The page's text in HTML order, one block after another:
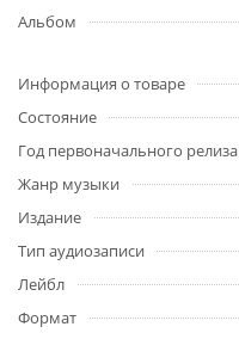
Альбом
Информация о товаре
Состояние
Год первоначального релиза
Жанр музыки
Издание
Тип аудиозаписи
Лейбл
Формат